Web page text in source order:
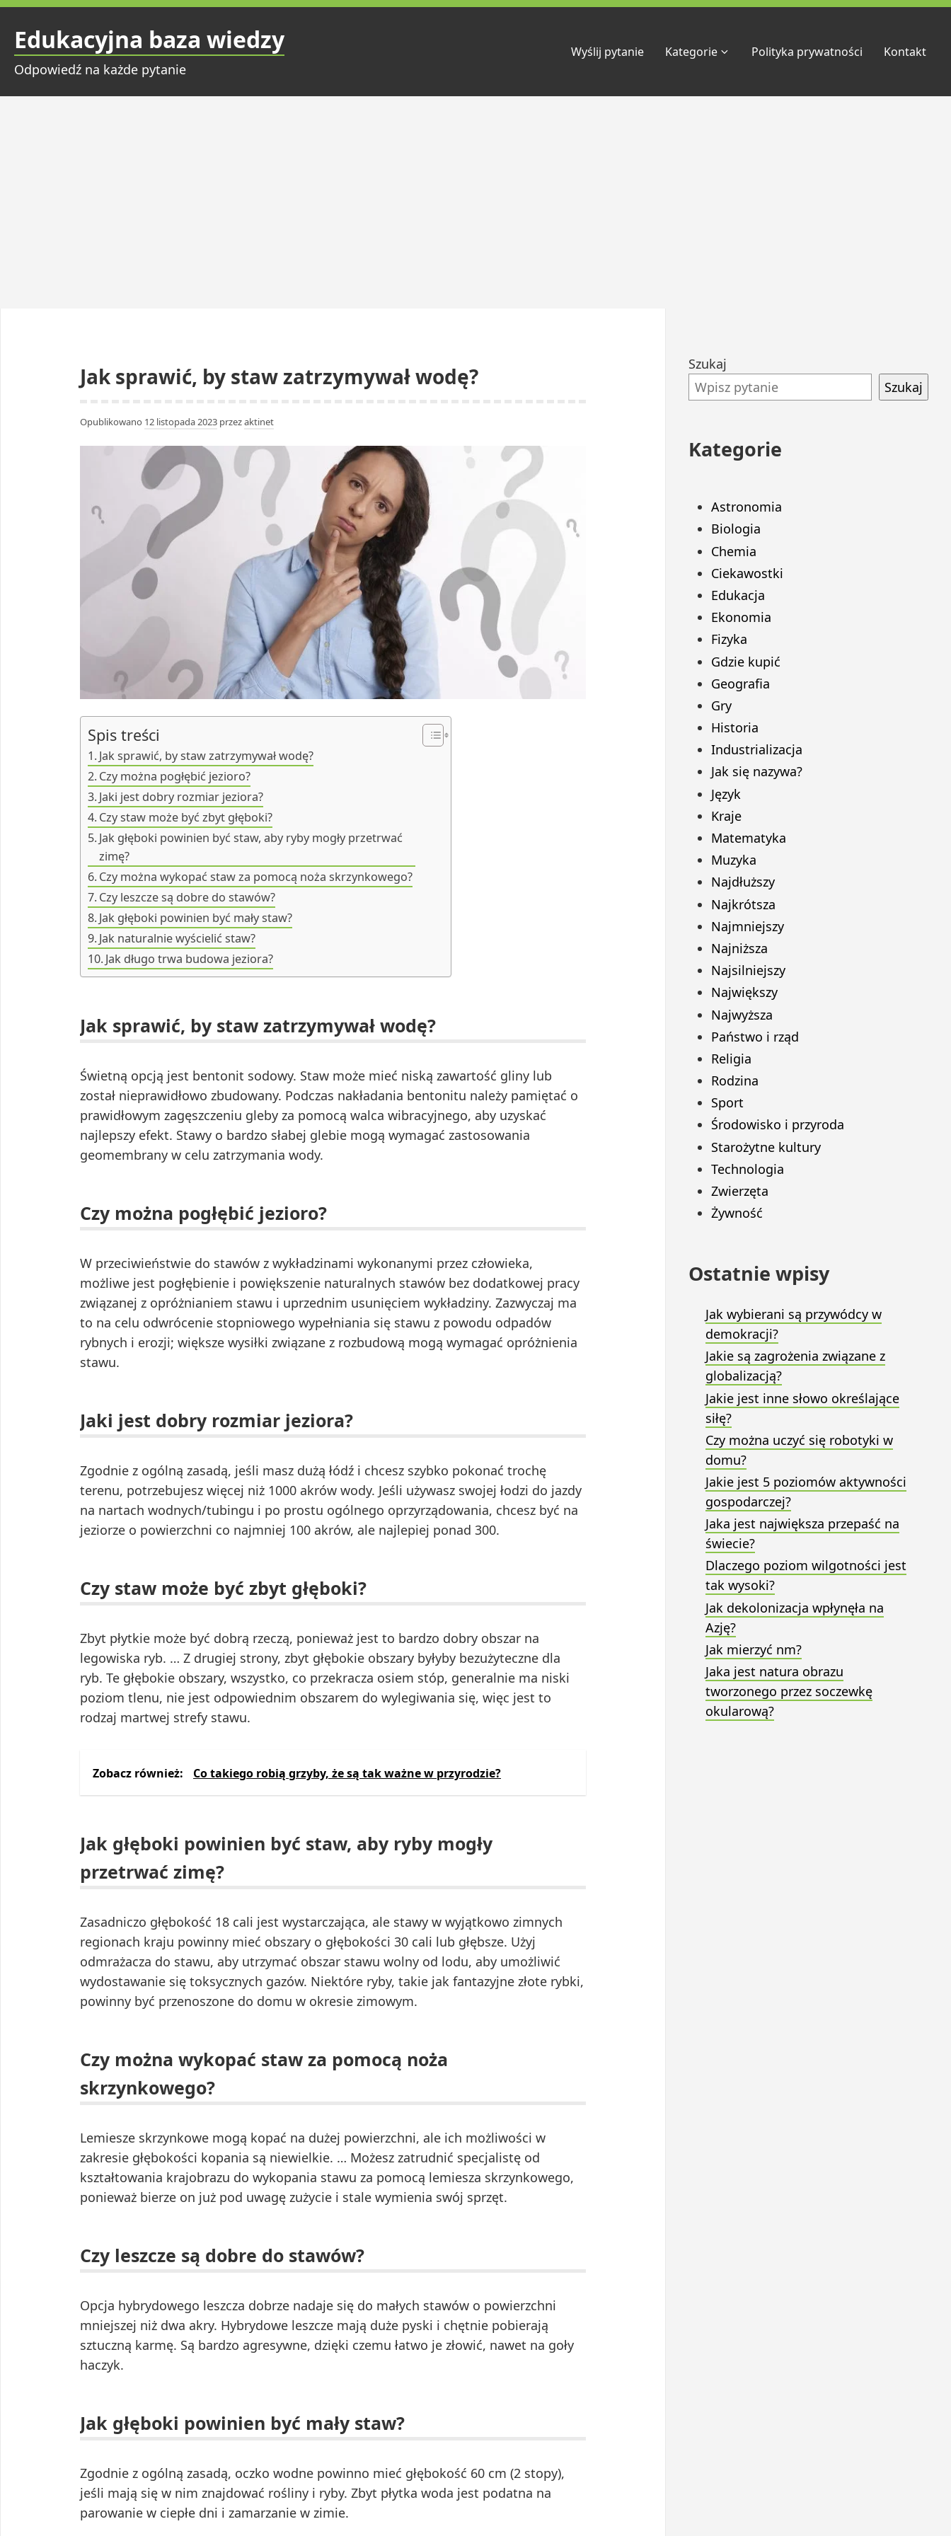
Przejdź
treściEdukacyjna baza wiedzy
Odpowiedź na każde pytanie
Wyślij pytanie Kategorie Polityka prywatności Kontakt
Jak sprawić, by staw zatrzymywał wodę?
Opublikowano 12 listopada 2023 przezaktinet
Spis treści
Jak sprawić, by staw zatrzymywał wodę?
Czy można pogłębić jezioro?
Jaki jest dobry rozmiar jeziora?
Czy staw może być zbyt głęboki?
Jak głęboki powinien być staw, aby ryby mogły przetrwać
zimę?
Czy można wykopać staw za pomocą noża skrzynkowego?
Czy leszcze są dobre do stawów?
Jak głęboki powinien być mały staw?
Jak naturalnie wyścielić staw?
Jak długo trwa budowa jeziora?
Jak sprawić, by staw zatrzymywał wodę?
Świetną opcją jest bentonit sodowy. Staw może mieć niską zawartość gliny lub
został nieprawidłowo zbudowany. Podczas nakładania bentonitu należy pamiętać o
prawidłowym zagęszczeniu gleby za pomocą walca wibracyjnego, aby uzyskać
najlepszy efekt. Stawy o bardzo słabej glebie mogą wymagać zastosowania
geomembrany w celu zatrzymania wody.
Czy można pogłębić jezioro?
W przeciwieństwie do stawów z wykładzinami wykonanymi przez człowieka,
możliwe jest pogłębienie i powiększenie naturalnych stawów bez dodatkowej pracy
związanej z opróżnianiem stawu i uprzednim usunięciem wykładziny. Zazwyczaj ma
to na celu odwrócenie stopniowego wypełniania się stawu z powodu odpadów
rybnych i erozji; większe wysiłki związane z rozbudową mogą wymagać opróżnienia
stawu.
Jaki jest dobry rozmiar jeziora?
Zgodnie z ogólną zasadą, jeśli masz dużą łódź i chcesz szybko pokonać trochę
terenu, potrzebujesz więcej niż 1000 akrów wody. Jeśli używasz swojej łodzi do jazdy
na nartach wodnych/tubingu i po prostu ogólnego oprzyrządowania, chcesz być na
jeziorze o powierzchni co najmniej 100 akrów, ale najlepiej ponad 300.
Czy staw może być zbyt głęboki?
Zbyt płytkie może być dobrą rzeczą, ponieważ jest to bardzo dobry obszar na
legowiska ryb. … Z drugiej strony, zbyt głębokie obszary byłyby bezużyteczne dla
ryb. Te głębokie obszary, wszystko, co przekracza osiem stóp, generalnie ma niski
poziom tlenu, nie jest odpowiednim obszarem do wylegiwania się, więc jest to
rodzaj martwej strefy stawu.
Zobacz również: Co takiego robią grzyby, że są tak ważne w przyrodzie?
Jak głęboki powinien być staw, aby ryby mogły
przetrwać zimę?
Zasadniczo głębokość 18 cali jest wystarczająca, ale stawy w wyjątkowo zimnych
regionach kraju powinny mieć obszary o głębokości 30 cali lub głębsze. Użyj
odmrażacza do stawu, aby utrzymać obszar stawu wolny od lodu, aby umożliwić
wydostawanie się toksycznych gazów. Niektóre ryby, takie jak fantazyjne złote rybki,
powinny być przenoszone do domu w okresie zimowym.
Czy można wykopać staw za pomocą noża
skrzynkowego?
Lemiesze skrzynkowe mogą kopać na dużej powierzchni, ale ich możliwości w
zakresie głębokości kopania są niewielkie. … Możesz zatrudnić specjalistę od
kształtowania krajobrazu do wykopania stawu za pomocą lemiesza skrzynkowego,
ponieważ bierze on już pod uwagę zużycie i stale wymienia swój sprzęt.
Czy leszcze są dobre do stawów?
Opcja hybrydowego leszcza dobrze nadaje się do małych stawów o powierzchni
mniejszej niż dwa akry. Hybrydowe leszcze mają duże pyski i chętnie pobierają
sztuczną karmę. Są bardzo agresywne, dzięki czemu łatwo je złowić, nawet na goły
haczyk.
Jak głęboki powinien być mały staw?
Zgodnie z ogólną zasadą, oczko wodne powinno mieć głębokość 60 cm (2 stopy),
jeśli mają się w nim znajdować rośliny i ryby. Zbyt płytka woda jest podatna na
parowanie w ciepłe dni i zamarzanie w zimie.
Przejdź
do
stopki
Szukaj
Szukaj
Kategorie
Astronomia
Biologia
Chemia
Ciekawostki
Edukacja
Ekonomia
Fizyka
Gdzie kupić
Geografia
Gry
Historia
Industrializacja
Jak się nazywa?
Język
Kraje
Matematyka
Muzyka
Najdłuższy
Najkrótsza
Najmniejszy
Najniższa
Najsilniejszy
Największy
Najwyższa
Państwo i rząd
Religia
Rodzina
Sport
Środowisko i przyroda
Starożytne kultury
Technologia
Zwierzęta
Żywność
Ostatnie wpisy
Jak wybierani są przywódcy w
demokracji?
Jakie są zagrożenia związane z
globalizacją?
Jakie jest inne słowo określające
siłę?
Czy można uczyć się robotyki w
domu?
Jakie jest 5 poziomów aktywności
gospodarczej?
Jaka jest największa przepaść na
świecie?
Dlaczego poziom wilgotności jest
tak wysoki?
Jak dekolonizacja wpłynęła na
Azję?
Jak mierzyć nm?
Jaka jest natura obrazu
tworzonego przez soczewkę
okularową?